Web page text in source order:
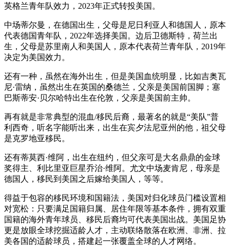
英格兰青年队效力，2023年正式转投美国。
中场蒂尔曼，在德国出生，父母是尼日利亚人和德国人，原本
代表德国青年队，2022年选择美国。边后卫德斯特，荷兰出
生，父母是苏里南人和美国人，原本代表荷兰青年队，2019年
决定为美国效力。
还有一种，虽然在海外出生，但是美国血统明显，比如吉奥瓦
尼·雷纳，虽然出生在英国的桑德兰，父亲是美国前国脚；塞
巴斯蒂安·贝尔哈特出生在伦敦，父亲是美国前主帅。
再有就是非常典型的混血/移民后裔，最著名的就是“美队”普
利西奇，听名字能听出来，出生在宾夕法尼亚州的他，祖父母
是克罗地亚移民。
还有蒂莫西·维阿，出生在纽约，但父亲可是大名鼎鼎的金球
奖得主、利比里亚巨星乔治·维阿。尤文中场麦肯尼，母亲是
德国人，移民到美国之后嫁给美国人，等等。
得益于包容的移民环境和国籍法，美国对归化球员门槛设置相
对宽松：只要满足国籍归属、居住年限等基本条件，拥有双重
国籍的海外青年球员、移民后裔均可代表美国出战。美国足协
更是放眼全球挖掘适龄人才，主动联络散落在欧洲、非洲、拉
美各国的适龄球员，搭建起一张覆盖全球的人才网络。